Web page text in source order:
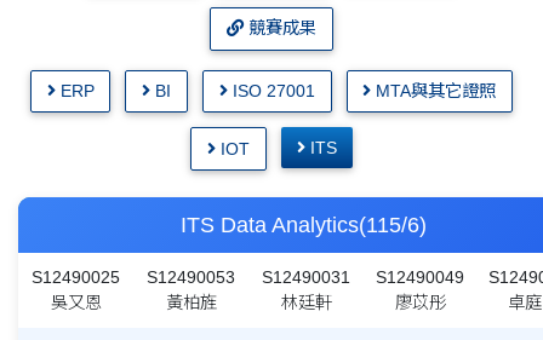
競賽成果
ERP BI ISO 27001 MTA與其它證照
IOT ITS
ITS Data Analytics(115/6)
S12490025
吳又恩
S12490053
黃柏旌
S12490031
林廷軒
S12490049
廖苡彤
卓